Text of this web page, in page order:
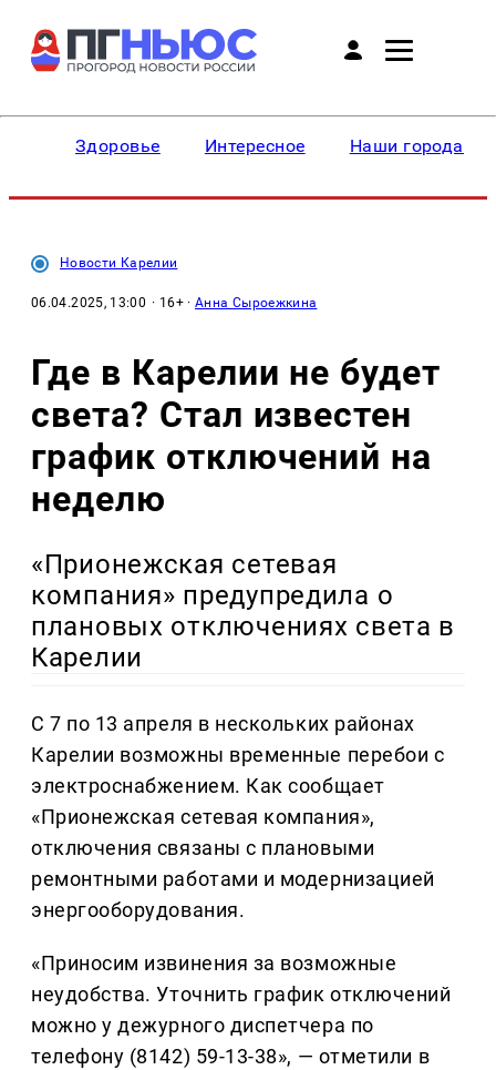
Здоровье Интересное Наши города
Новости Карелии
06.04.2025, 13:00 · 16+ ·Анна Сыроежкина
Где в Карелии не будет
света? Стал известен
график отключений на
неделю
«Прионежская сетевая
компания» предупредила о
плановых отключениях света в
Карелии
С 7 по 13 апреля в нескольких районах
Карелии возможны временные перебои с
электроснабжением. Как сообщает
«Прионежская сетевая компания»,
отключения связаны с плановыми
ремонтными работами и модернизацией
энергооборудования.
«Приносим извинения за возможные
неудобства. Уточнить график отключений
можно у дежурного диспетчера по
телефону (8142) 59-13-38», — отметили в